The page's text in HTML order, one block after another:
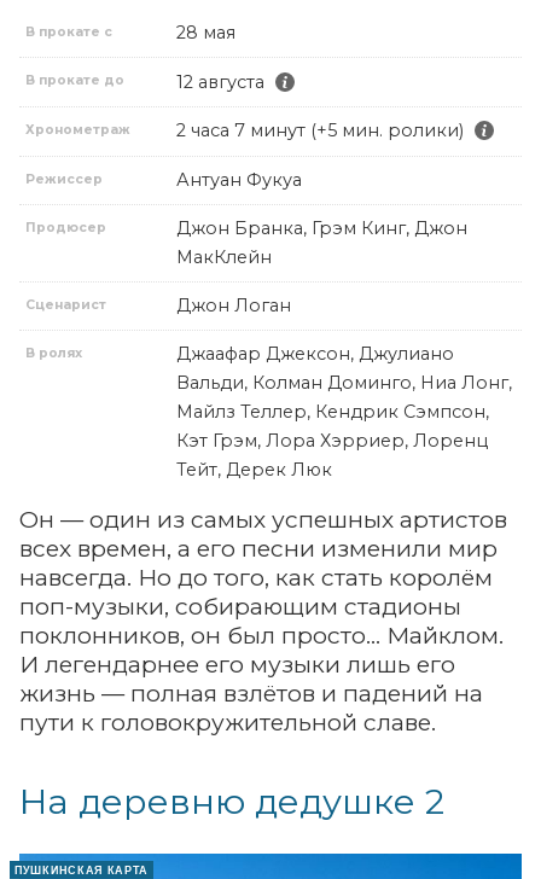
В прокате с 28 мая
В прокате до 12 августа
Хронометраж 2 часа 7 минут (+5 мин. ролики)
Режиссер Антуан Фукуа
Продюсер
Джон Бранка, Грэм Кинг, Джон
МакКлейн
Сценарист Джон Логан
В ролях
Джаафар Джексон, Джулиано
Вальди, Колман Доминго, Ниа Лонг,
Майлз Теллер, Кендрик Сэмпсон,
Кэт Грэм, Лора Хэрриер, Лоренц
Тейт, Дерек Люк
Он — один из самых успешных артистов
всех времен, а его песни изменили мир
навсегда. Но до того, как стать королём
поп-музыки, собирающим стадионы
поклонников, он был просто... Майклом.
И легендарнее его музыки лишь его
жизнь — полная взлётов и падений на
пути к головокружительной славе.
На деревню дедушке 2
ПУШКИНСКАЯ КАРТА